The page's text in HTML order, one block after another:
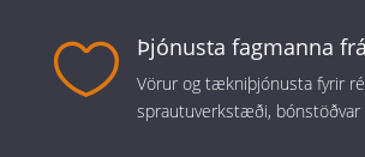
 Þjónusta fagmanna
Vörur og tækniþjónusta fyrir
sprautuverkstæði, bónstöðvar